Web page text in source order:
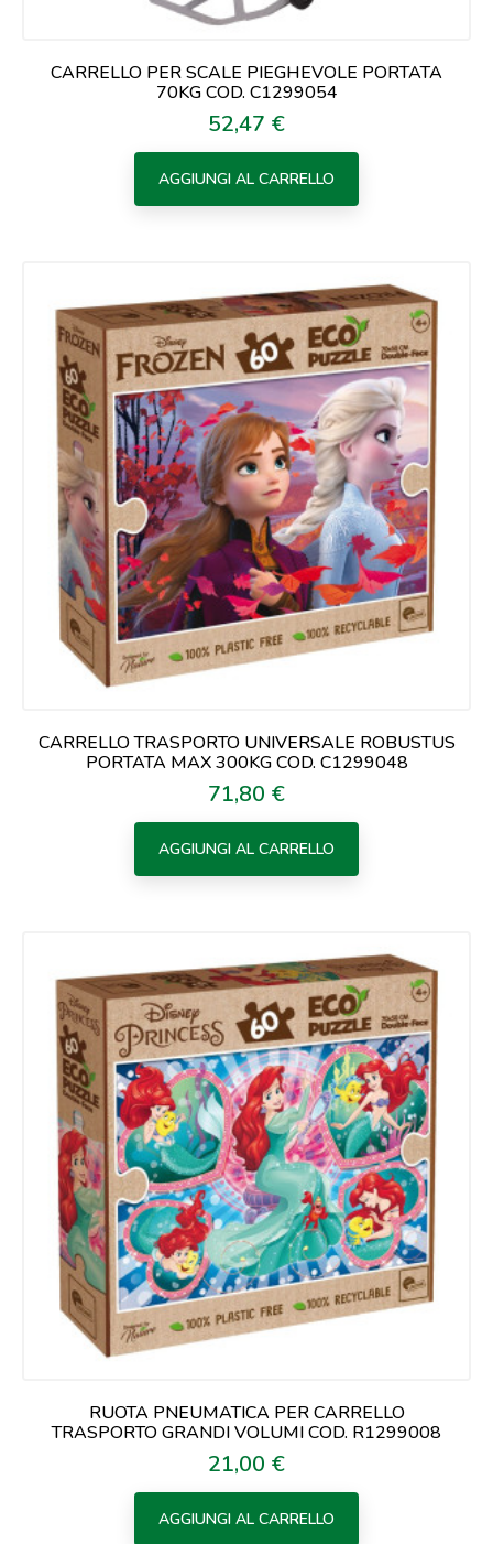
CARRELLO PER SCALE PIEGHEVOLE PORTATA
70KG COD. C1299054
Prezzo
52,47 €
AGGIUNGI AL CARRELLO
CARRELLO TRASPORTO UNIVERSALE ROBUSTUS
PORTATA MAX 300KG COD. C1299048
Prezzo
71,80 €
AGGIUNGI AL CARRELLO
RUOTA PNEUMATICA PER CARRELLO
TRASPORTO GRANDI VOLUMI COD. R1299008
Prezzo
21,00 €
AGGIUNGI AL CARRELLO